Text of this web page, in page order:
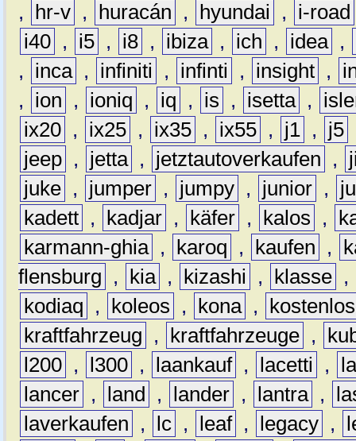
,
hr-v , huracán , hyundai ,
i-road
i40 , i5 , i8 , ibiza , ich , idea ,
,
inca , infiniti , infinti , insight ,
,
ion , ioniq , iq , is , isetta ,
ix20 , ix25 , ix35 , ix55 , j1 , j5
jeep , jetta , jetztautoverkaufen ,
juke , jumper , jumpy , junior ,
kadett , kadjar , käfer , kalos ,
karmann-ghia , karoq , kaufen ,
flensburg
, kia , kizashi , klasse ,
kodiaq
, koleos , kona ,
kostenlos
kraftfahrzeug
, kraftfahrzeuge ,
l200 , l300 , laankauf , lacetti ,
lancer , land , lander , lantra ,
laverkaufen
, lc , leaf , legacy ,